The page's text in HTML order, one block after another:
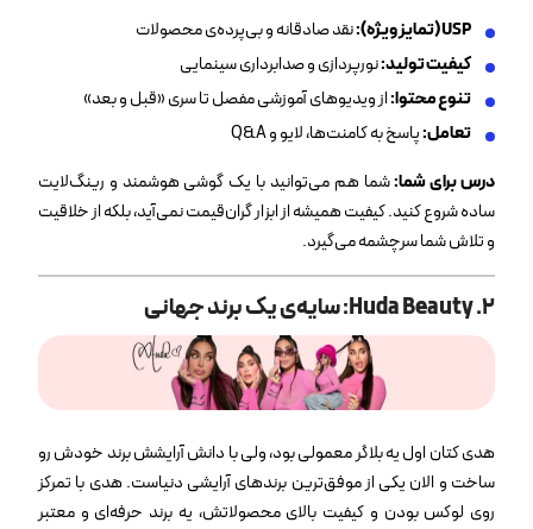
USP ( تمایز ویژه):نقد صادقانه و بی‌پرده‌ی محصولات
کیفیت تولید:نورپردازی و صدابرداری سینمایی
تنوع محتوا:از ویدیوهای آموزشی مفصل تا سری «قبل و بعد»
تعامل:پاسخ به کامنت‌ها، لایو و Q&A
درس برای شما:شما هم می‌توانید با یک گوشی هوشمند و رینگ‌لایت
ساده شروع کنید. کیفیت همیشه از ابزار گران‌قیمت نمی‌آید، بلکه از خلاقیت
و تلاش شما سرچشمه می‌گیرد.
۲. Huda Beauty: سایه‌ی یک برند جهانی
هدی کتان اول یه بلاگر معمولی بود، ولی با دانش آرایشش برند خودش رو
ساخت و الان یکی از موفق‌ترین برندهای آرایشی دنیاست. هدی با تمرکز
روی لوکس بودن و کیفیت بالای محصولاتش، یه برند حرفه‌ای و معتبر